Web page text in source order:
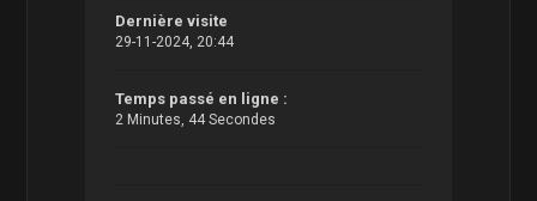
Dernière visite
29-11-2024, 20:44
Temps passé en ligne :
2 Minutes, 44 Secondes